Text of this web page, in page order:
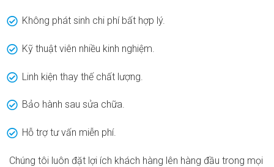
Không phát sinh chi phí bất hợp lý.
Kỹ thuật viên nhiều kinh nghiệm.
Linh kiện thay thế chất lượng.
Bảo hành sau sửa chữa.
Hỗ trợ tư vấn miễn phí.
Chúng tôi luôn đặt lợi ích khách hàng lên hàng đầu trong mọi